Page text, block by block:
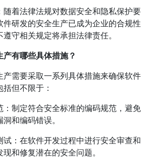
随着法律法规对数据安全和隐私保护要
件研发的安全生产已成为企业的合规性
守相关规定将承担法律责任。
有哪些具体措施？
产需要采取一系列具体措施来确保软件
但不限于：
：制定符合安全标准的编码规范，避免
和编码错误。
试：在软件开发过程中进行安全审查和
和修复潜在的安全问题。